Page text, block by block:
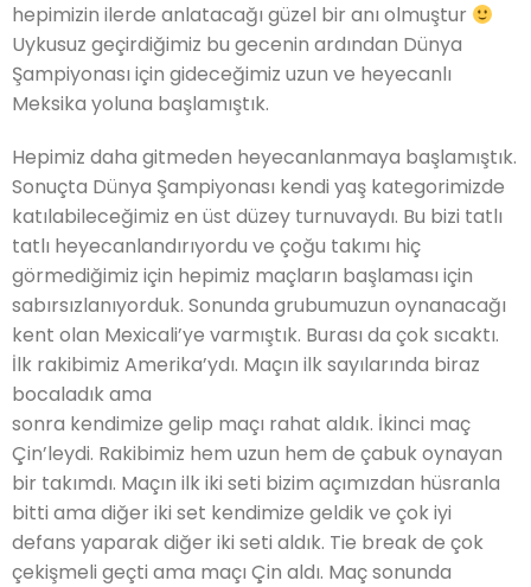
hepimizin ilerde anlatacağı güzel bir anı olmuştur
Uykusuz geçirdiğimiz bu gecenin ardından Dünya
Şampiyonası için gideceğimiz uzun ve heyecanlı
Meksika yoluna başlamıştık.
Hepimiz daha gitmeden heyecanlanmaya başlamıştık.
Sonuçta Dünya Şampiyonası kendi yaş kategorimizde
katılabileceğimiz en üst düzey turnuvaydı. Bu bizi tatlı
tatlı heyecanlandırıyordu ve çoğu takımı hiç
görmediğimiz için hepimiz maçların başlaması için
sabırsızlanıyorduk. Sonunda grubumuzun oynanacağı
kent olan Mexicali’ye varmıştık. Burası da çok sıcaktı.
İlk rakibimiz Amerika’ydı. Maçın ilk sayılarında biraz
bocaladık ama
sonra kendimize gelip maçı rahat aldık. İkinci maç
Çin’leydi. Rakibimiz hem uzun hem de çabuk oynayan
bir takımdı. Maçın ilk iki seti bizim açımızdan hüsranla
bitti ama diğer iki set kendimize geldik ve çok iyi
defans yaparak diğer iki seti aldık. Tie break de çok
çekişmeli geçti ama maçı Çin aldı. Maç sonunda